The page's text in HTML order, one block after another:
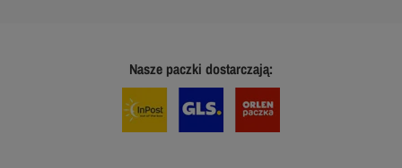
Nasze paczki dostarczają: